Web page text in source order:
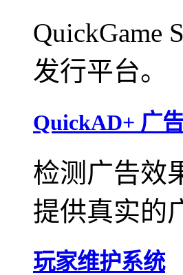
QuickGame
发行平台。
QuickAD+ 广
检测广告效
提供真实的
玩家维护系统